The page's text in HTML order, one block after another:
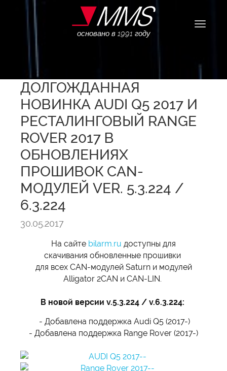
основано в 1991 году
ДОЛГОЖДАННАЯ
НОВИНКА AUDI Q5 2017 И
РЕСТАЛИНГОВЫЙ RANGE
ROVER 2017 В
ОБНОВЛЕНИЯХ
ПРОШИВОК CAN-
МОДУЛЕЙ VER. 5.3.224 /
6.3.224
30.05.2017
На сайте bilarm.ru доступны для
скачивания обновленные прошивки
для всех CAN-модулей Saturn и модулей
Alligator 2CAN и CAN-LIN.
В новой версии v.5.3.224 / v.6.3.224:
- Добавлена поддержка Audi Q5 (2017-)
- Добавлена поддержка Range Rover (2017-)